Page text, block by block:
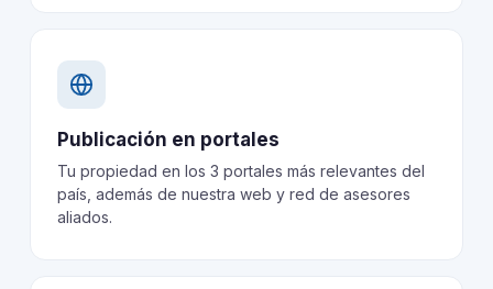
Publicación en portales
Tu propiedad en los 3 portales más relevantes del
país, además de nuestra web y red de asesores
aliados.